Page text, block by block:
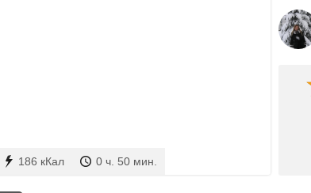
186 кКал 0 ч. 50 мин.